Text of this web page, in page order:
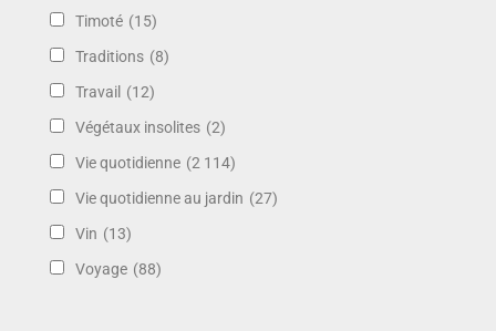
Timoté (15)
Traditions (8)
Travail (12)
Végétaux insolites (2)
Vie quotidienne (2 114)
Vie quotidienne au jardin (27)
Vin (13)
Voyage (88)